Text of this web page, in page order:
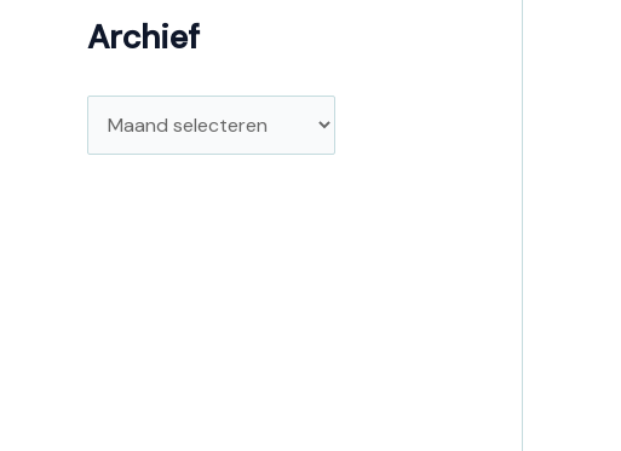
Archief